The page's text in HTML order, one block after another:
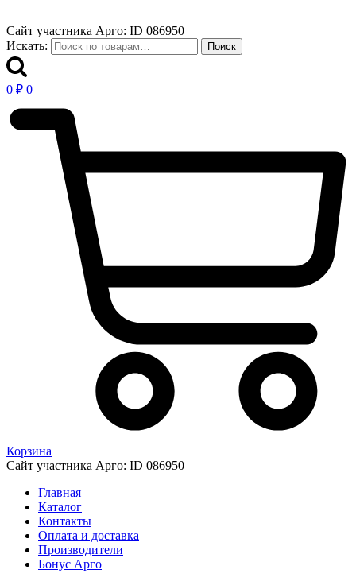
Сайт участника Арго: ID 086950
Искать:
Поиск
0 ₽ 0
Корзина
Сайт участника Арго: ID 086950
Главная
Каталог
Контакты
Оплата и доставка
Производители
Бонус Арго